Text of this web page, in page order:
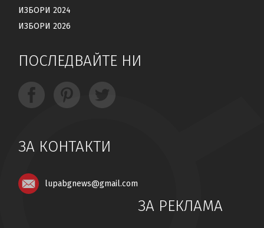
ИЗБОРИ 2024
ИЗБОРИ 2026
ПОСЛЕДВАЙТЕ НИ
ЗА КОНТАКТИ
lupabgnews@gmail.com
ЗА РЕКЛАМА